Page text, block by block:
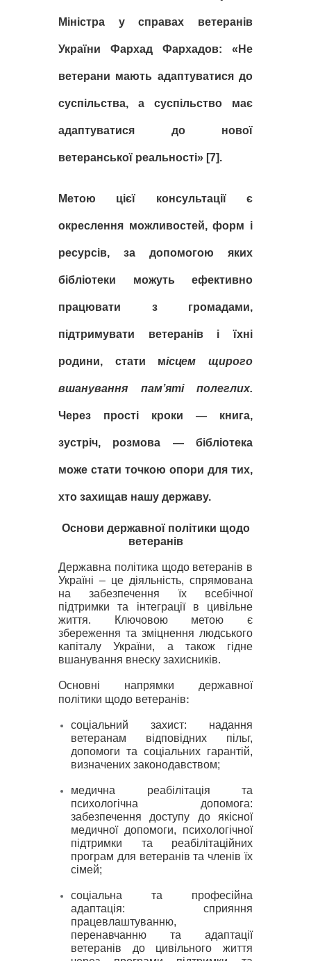
Міністра у справах ветеранів
України Фархад Фархадов: «Не
ветерани мають адаптуватися до
суспільства, а суспільство має
адаптуватися до нової
ветеранської реальності» [7].
Метою цiєї консультацiї є
окреслення можливостей, форм i
ресурсiв, за допомогою яких
бiблiотеки можуть ефективно
працювати з громадами,
пiдтримувати ветеранів і їхнi
родини, стати місцем щирого
вшанування пам’яті полеглих.
Через простi кроки — книга,
зустрiч, розмова — бiблiотека
може стати точкою опори для тих,
хто захищав нашу державу.
Основи державної політики щодо
ветеранів
Державна політика щодо ветеранів в
Україні – це діяльність, спрямована
на забезпечення їх всебічної
підтримки та інтеграції в цивільне
життя. Ключовою метою є
збереження та зміцнення людського
капіталу України, а також гідне
вшанування внеску захисників.
Основні напрямки державної
політики щодо ветеранів:
соціальний захист: надання
ветеранам відповідних пільг,
допомоги та соціальних гарантій,
визначених законодавством;
медична реабілітація та
психологічна допомога:
забезпечення доступу до якісної
медичної допомоги, психологічної
підтримки та реабілітаційних
програм для ветеранів та членів їх
сімей;
соціальна та професійна
адаптація: сприяння
працевлаштуванню,
перенавчанню та адаптації
ветеранів до цивільного життя